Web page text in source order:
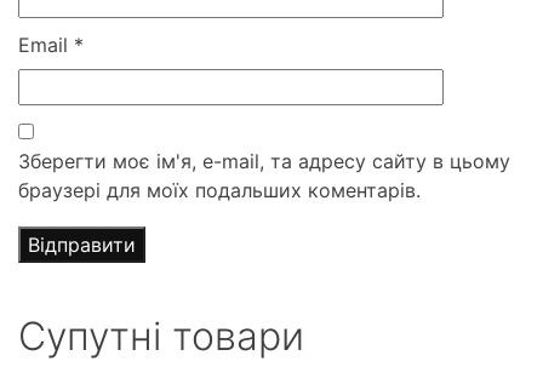
Email *
Зберегти моє ім'я, e-mail, та адресу сайту в цьому
браузері для моїх подальших коментарів.
Супутні товари